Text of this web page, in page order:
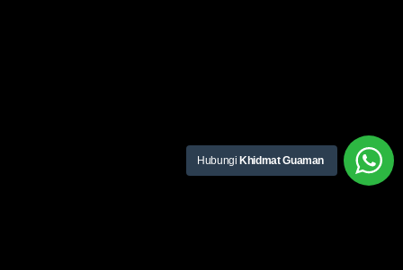
Hubungi Khidmat Guaman